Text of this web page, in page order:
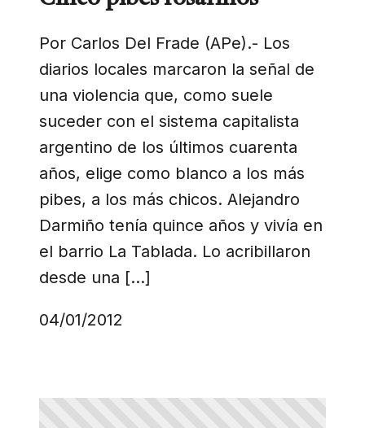
Por Carlos Del Frade (APe).- Los
diarios locales marcaron la señal de
una violencia que, como suele
suceder con el sistema capitalista
argentino de los últimos cuarenta
años, elige como blanco a los más
pibes, a los más chicos. Alejandro
Darmiño tenía quince años y vivía en
el barrio La Tablada. Lo acribillaron
desde una […]
04/01/2012